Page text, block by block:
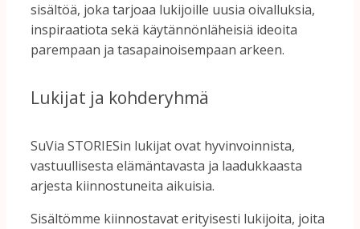
sisältöä, joka tarjoaa lukijoille uusia oivalluksia,
inspiraatiota sekä käytännönläheisiä ideoita
parempaan ja tasapainoisempaan arkeen.
Lukijat ja kohderyhmä
SuVia STORIESin lukijatovat hyvinvoinnista,
vastuullisesta elämäntavasta ja laadukkaasta
arjesta kiinnostuneita aikuisia.
Sisältömme kiinnostavaterityisesti lukijoita, joita